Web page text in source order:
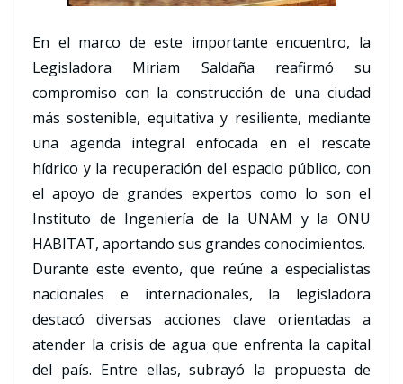
En el marco de este importante encuentro, la
Legisladora Miriam Saldaña reafirmó su
compromiso con la construcción de una ciudad
más sostenible, equitativa y resiliente, mediante
una agenda integral enfocada en el rescate
hídrico y la recuperación del espacio público, con
el apoyo de grandes expertos como lo son el
Instituto de Ingeniería de la UNAM y la ONU
HABITAT, aportando sus grandes conocimientos.
Durante este evento, que reúne a especialistas
nacionales e internacionales, la legisladora
destacó diversas acciones clave orientadas a
atender la crisis de agua que enfrenta la capital
del país. Entre ellas, subrayó la propuesta de